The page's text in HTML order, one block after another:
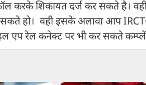
करके शिकायत दर्ज कर सकते है।
हो। वही इसके अलावा आप
एप रेल कनेक्ट पर भी कर सकते